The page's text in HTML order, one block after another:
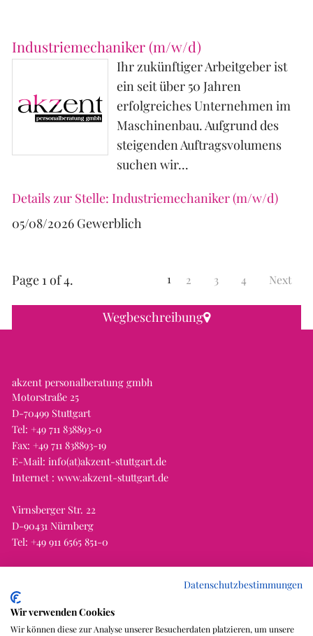
Industriemechaniker (m/w/d)
Ihr zukünftiger Arbeitgeber ist
ein seit über 50 Jahren
erfolgreiches Unternehmen im
Maschinenbau. Aufgrund des
steigenden Auftragsvolumens
suchen wir...
Details zur Stelle: Industriemechaniker (m/w/d)
05/08/2026 Gewerblich
Page 1 of 4. 1 2 3 4 Next
Wegbeschreibung
akzent personalberatung gmbh
Motorstraße 25
D-70499 Stuttgart
Tel: +49 711 838893-0
Fax: +49 711 838893-19
E-Mail: info(at)akzent-stuttgart.de
Internet : www.akzent-stuttgart.de
Virnsberger Str. 22
D-90431 Nürnberg
Tel: +49 911 6565 851-0
Datenschutzbestimmungen
Wir verwenden Cookies
Wir können diese zur Analyse unserer Besucherdaten platzieren, um unsere